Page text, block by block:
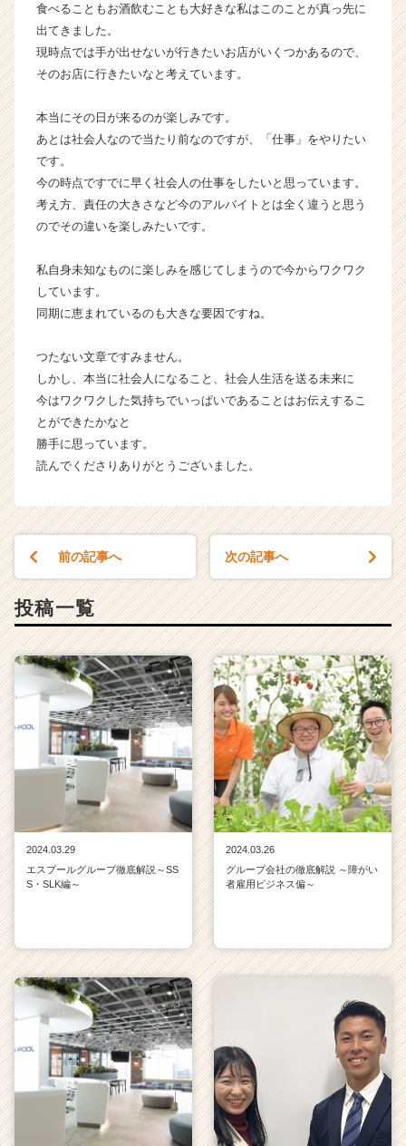
ャ
ア
（C
r
a
r
e
r）
食べることもお酒飲むことも大好きな私はこのことが真っ先に
出てきました。
現時点では手が出せないが行きたいお店がいくつかあるので、
そのお店に行きたいなと考えています。
本当にその日が来るのが楽しみです。
あとは社会人なので当たり前なのですが、「仕事」をやりたい
です。
今の時点ですでに早く社会人の仕事をしたいと思っています。
考え方、責任の大きさなど今のアルバイトとは全く違うと思う
のでその違いを楽しみたいです。
私自身未知なものに楽しみを感じてしまうので今からワクワク
しています。
同期に恵まれているのも大きな要因ですね。
つたない文章ですみません。
しかし、本当に社会人になること、社会人生活を送る未来に
今はワクワクした気持ちでいっぱいであることはお伝えするこ
とができたかなと
勝手に思っています。
読んでくださりありがとうございました。
前の記事へ 次の記事へ
投稿一覧
2024.03.29
エスプールグループ徹底解説～SS
S・SLK編～
2024.03.26
グループ会社の徹底解説 ～障がい
者雇用ビジネス偏～